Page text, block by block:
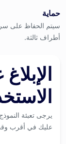
حماية
سيتم الحفاظ على
أطراف ثالثة.
يرجى تعبئة
عليك في أقرب